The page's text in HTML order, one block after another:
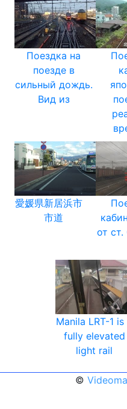
Поездка на
поезде в
сильный дождь.
Вид из
愛媛県新居浜市
市道
от
Manila LRT-1 is
fully elevated
light rail
©